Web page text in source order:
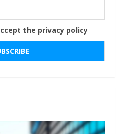
the privacy policy